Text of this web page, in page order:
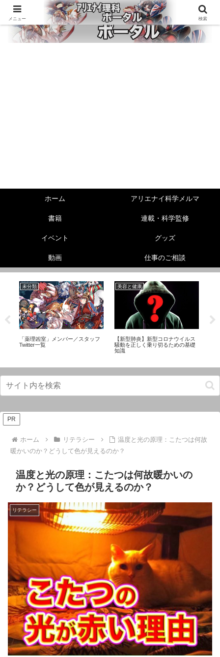
ホーム アリエナイ科学メルマ
書籍 連載・科学監修
イベント グッズ
動画 仕事のご相談
未分類
「薬理凶室」メンバー／スタッフ
Twitter一覧
美容と健康
【新型肺炎】新型コロナウイルス
騒動を正しく乗り切るための基礎
知識
PR
ホーム リテラシー
温度と光の原理：こたつは何故
暖かいのか？どうして色が見えるのか？
温度と光の原理：こたつは何故暖かいの
か？どうして色が見えるのか？
リテラシー
メニュー 検索